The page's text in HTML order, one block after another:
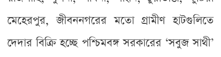
মেহেরপুর, জীবননগরের মতো গ্রামীণ হাটগুলিতে
দেদার বিক্রি হচ্ছে পশ্চিমবঙ্গ সরকারের ‘সবুজ সাথী’